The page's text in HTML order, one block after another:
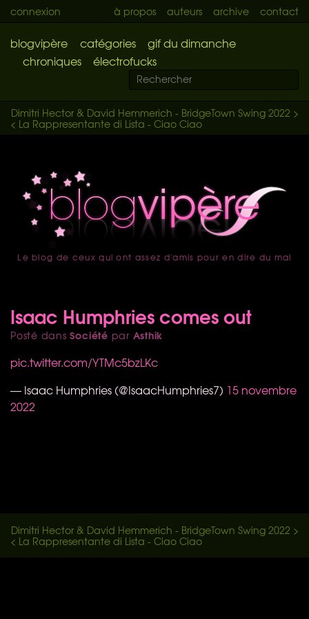
connexion à propos auteurs archive contact
blogvipère catégories
gif du dimanche
chroniques
électrofucks
Dimitri Hector & David Hemmerich - BridgeTown Swing 2022 >
< La Rappresentante di Lista - Ciao Ciao
accueil
Le blog de ceux qui ont assez d'amis pour en dire du mal
Isaac Humphries comes out
Posté dansSociété par Asthik
pic.twitter.com/YTMc5bzLKc
— Isaac Humphries (@IsaacHumphries7) 15 novembre
2022
Dimitri Hector & David Hemmerich - BridgeTown Swing 2022 >
< La Rappresentante di Lista - Ciao Ciao